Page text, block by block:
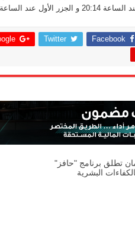
15:03 و الجزر الثاني عند الساعة 03:09.
Facebook
Twitter
+
تطلق برنامج "حافز"
البشرية